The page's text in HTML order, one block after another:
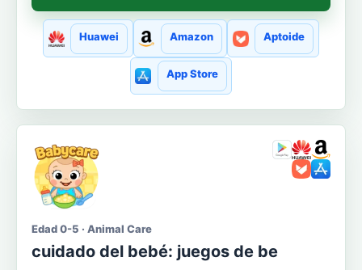
Huawei Amazon Aptoide
App Store
Edad 0-5 · Animal Care
cuidado del bebé: juegos de be